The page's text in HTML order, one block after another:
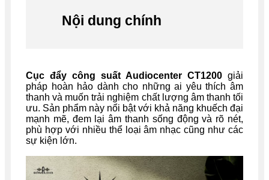
Nội dung chính
Cục đẩy công suất Audiocenter CT1200 giải
pháp hoàn hảo dành cho những ai yêu thích âm
thanh và muốn trải nghiệm chất lượng âm thanh tối
ưu. Sản phẩm này nổi bật với khả năng khuếch đại
mạnh mẽ, đem lại âm thanh sống động và rõ nét,
phù hợp với nhiều thể loại âm nhạc cũng như các
sự kiện lớn.